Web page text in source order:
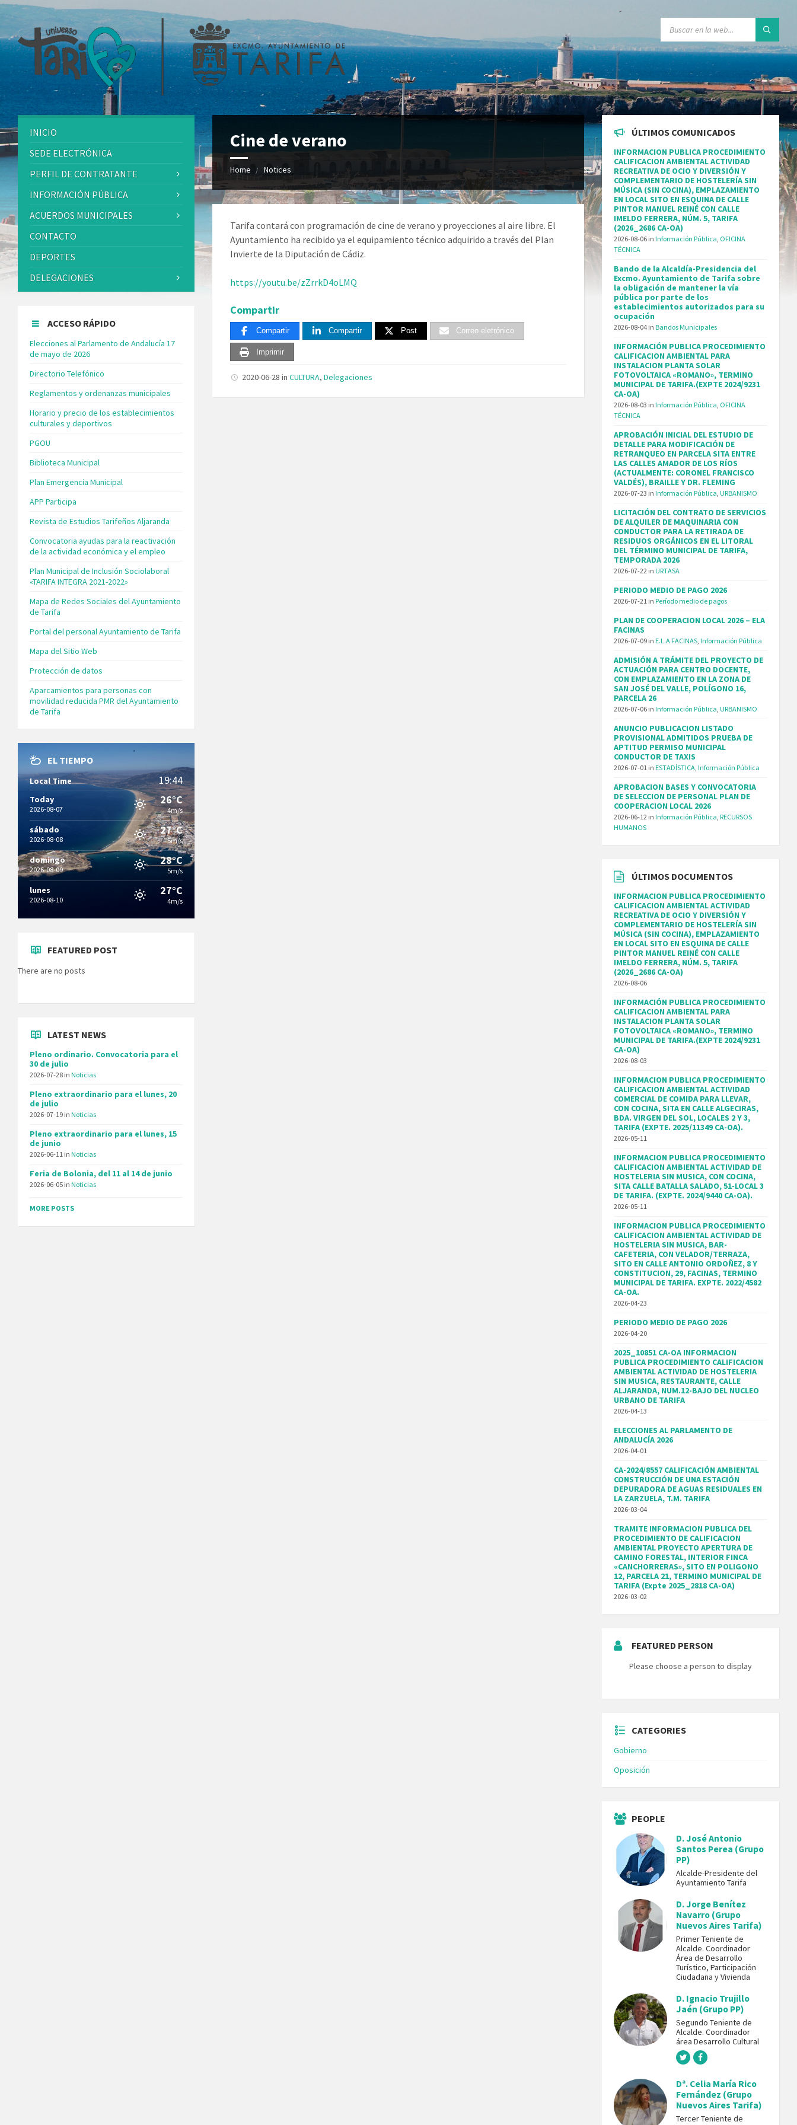
Cine de verano
Home Notices
Tarifa contará con programación de cine de verano y proyecciones al aire libre. El
Ayuntamiento ha recibido ya el equipamiento técnico adquirido a través del Plan
Invierte de la Diputación de Cádiz.
https://youtu.be/zZrrkD4oLMQ
Compartir
Compartir Compartir Post Correo eletrónico
Imprimir
2020-06-28inCULTURA,Delegaciones
INICIO
SEDE ELECTRÓNICA
PERFIL DE CONTRATANTE
INFORMACIÓN PÚBLICA
ACUERDOS MUNICIPALES
CONTACTO
DEPORTES
DELEGACIONES
ACCESO RÁPIDO
Elecciones al Parlamento de Andalucía 17
de mayo de 2026
Directorio Telefónico
Reglamentos y ordenanzas municipales
Horario y precio de los establecimientos
culturales y deportivos
PGOU
Biblioteca Municipal
Plan Emergencia Municipal
APP Participa
Revista de Estudios Tarifeños Aljaranda
Convocatoria ayudas para la reactivación
de la actividad económica y el empleo
Plan Municipal de Inclusión Sociolaboral
«TARIFA INTEGRA 2021-2022»
Mapa de Redes Sociales del Ayuntamiento
de Tarifa
Portal del personal Ayuntamiento de Tarifa
Mapa del Sitio Web
Protección de datos
Aparcamientos para personas con
movilidad reducida PMR del Ayuntamiento
de Tarifa
EL TIEMPO
Local Time 19:44
Today
2026-08-07
26°C
4m/s
sábado
2026-08-08
27°C
5m/s
domingo
2026-08-09
28°C
5m/s
lunes
2026-08-10
27°C
4m/s
FEATURED POST
There are no posts
LATEST NEWS
Pleno ordinario. Convocatoria para el
30 de julio
2026-07-28 in Noticias
Pleno extraordinario para el lunes, 20
de julio
2026-07-19 in Noticias
Pleno extraordinario para el lunes, 15
de junio
2026-06-11 in Noticias
Feria de Bolonia, del 11 al 14 de junio
2026-06-05 in Noticias
MORE POSTS
ÚLTIMOS COMUNICADOS
INFORMACION PUBLICA PROCEDIMIENTO
CALIFICACION AMBIENTAL ACTIVIDAD
RECREATIVA DE OCIO Y DIVERSIÓN Y
COMPLEMENTARIO DE HOSTELERÍA SIN
MÚSICA (SIN COCINA), EMPLAZAMIENTO
EN LOCAL SITO EN ESQUINA DE CALLE
PINTOR MANUEL REINÉ CON CALLE
IMELDO FERRERA, NÚM. 5, TARIFA
(2026_2686 CA-OA)
2026-08-06 inInformación Pública OFICINA
TÉCNICA
Bando de la Alcaldía-Presidencia del
Excmo. Ayuntamiento de Tarifa sobre
la obligación de mantener la vía
pública por parte de los
establecimientos autorizados para su
ocupación
2026-08-04 inBandos Municipales
INFORMACIÓN PUBLICA PROCEDIMIENTO
CALIFICACION AMBIENTAL PARA
INSTALACION PLANTA SOLAR
FOTOVOLTAICA «ROMANO», TERMINO
MUNICIPAL DE TARIFA.(EXPTE 2024/9231
CA-OA)
2026-08-03 inInformación Pública OFICINA
TÉCNICA
APROBACIÓN INICIAL DEL ESTUDIO DE
DETALLE PARA MODIFICACIÓN DE
RETRANQUEO EN PARCELA SITA ENTRE
LAS CALLES AMADOR DE LOS RÍOS
(ACTUALMENTE: CORONEL FRANCISCO
VALDÉS), BRAILLE Y DR. FLEMING
2026-07-23 inInformación Pública ,URBANISMO
LICITACIÓN DEL CONTRATO DE SERVICIOS
DE ALQUILER DE MAQUINARIA CON
CONDUCTOR PARA LA RETIRADA DE
RESIDUOS ORGÁNICOS EN EL LITORAL
DEL TÉRMINO MUNICIPAL DE TARIFA,
TEMPORADA 2026
2026-07-22 inURTASA
PERIODO MEDIO DE PAGO 2026
2026-07-21 inPeríodo medio de pagos
PLAN DE COOPERACION LOCAL 2026 – ELA
FACINAS
2026-07-09 inE.L.A FACINAS ,Información Pública
ADMISIÓN A TRÁMITE DEL PROYECTO DE
ACTUACIÓN PARA CENTRO DOCENTE,
CON EMPLAZAMIENTO EN LA ZONA DE
SAN JOSÉ DEL VALLE, POLÍGONO 16,
PARCELA 26
2026-07-06 inInformación Pública ,URBANISMO
ANUNCIO PUBLICACION LISTADO
PROVISIONAL ADMITIDOS PRUEBA DE
APTITUD PERMISO MUNICIPAL
CONDUCTOR DE TAXIS
2026-07-01 inESTADÍSTICA ,Información Pública
APROBACION BASES Y CONVOCATORIA
DE SELECCION DE PERSONAL PLAN DE
COOPERACION LOCAL 2026
2026-06-12 inInformación Pública ,RECURSOS
HUMANOS
ÚLTIMOS DOCUMENTOS
INFORMACION PUBLICA PROCEDIMIENTO
CALIFICACION AMBIENTAL ACTIVIDAD
RECREATIVA DE OCIO Y DIVERSIÓN Y
COMPLEMENTARIO DE HOSTELERÍA SIN
MÚSICA (SIN COCINA), EMPLAZAMIENTO
EN LOCAL SITO EN ESQUINA DE CALLE
PINTOR MANUEL REINÉ CON CALLE
IMELDO FERRERA, NÚM. 5, TARIFA
(2026_2686 CA-OA)
2026-08-06
INFORMACIÓN PUBLICA PROCEDIMIENTO
CALIFICACION AMBIENTAL PARA
INSTALACION PLANTA SOLAR
FOTOVOLTAICA «ROMANO», TERMINO
MUNICIPAL DE TARIFA.(EXPTE 2024/9231
CA-OA)
2026-08-03
INFORMACION PUBLICA PROCEDIMIENTO
CALIFICACION AMBIENTAL ACTIVIDAD
COMERCIAL DE COMIDA PARA LLEVAR,
CON COCINA, SITA EN CALLE ALGECIRAS,
BDA. VIRGEN DEL SOL, LOCALES 2 Y 3,
TARIFA (EXPTE. 2025/11349 CA-OA).
2026-05-11
INFORMACION PUBLICA PROCEDIMIENTO
CALIFICACION AMBIENTAL ACTIVIDAD DE
HOSTELERIA SIN MUSICA, CON COCINA,
SITA CALLE BATALLA SALADO, 51-LOCAL 3
DE TARIFA. (EXPTE. 2024/9440 CA-OA).
2026-05-11
INFORMACION PUBLICA PROCEDIMIENTO
CALIFICACION AMBIENTAL ACTIVIDAD DE
HOSTELERIA SIN MUSICA, BAR-
CAFETERIA, CON VELADOR/TERRAZA,
SITO EN CALLE ANTONIO ORDOÑEZ, 8 Y
CONSTITUCION, 29, FACINAS, TERMINO
MUNICIPAL DE TARIFA. EXPTE. 2022/4582
CA-OA.
2026-04-23
PERIODO MEDIO DE PAGO 2026
2026-04-20
2025_10851 CA-OA INFORMACION
PUBLICA PROCEDIMIENTO CALIFICACION
AMBIENTAL ACTIVIDAD DE HOSTELERIA
SIN MUSICA, RESTAURANTE, CALLE
ALJARANDA, NUM.12-BAJO DEL NUCLEO
URBANO DE TARIFA
2026-04-13
ELECCIONES AL PARLAMENTO DE
ANDALUCÍA 2026
2026-04-01
CA-2024/8557 CALIFICACIÓN AMBIENTAL
CONSTRUCCIÓN DE UNA ESTACIÓN
DEPURADORA DE AGUAS RESIDUALES EN
LA ZARZUELA, T.M. TARIFA
2026-03-04
TRAMITE INFORMACION PUBLICA DEL
PROCEDIMIENTO DE CALIFICACION
AMBIENTAL PROYECTO APERTURA DE
CAMINO FORESTAL, INTERIOR FINCA
«CANCHORRERAS», SITO EN POLIGONO
12, PARCELA 21, TERMINO MUNICIPAL DE
TARIFA (Expte 2025_2818 CA-OA)
2026-03-02
FEATURED PERSON
Please choose a person to display
CATEGORIES
Gobierno
Oposición
PEOPLE
D. José Antonio
Santos Perea (Grupo
PP)
Alcalde-Presidente del
Ayuntamiento Tarifa
D. Jorge Benítez
Navarro (Grupo
Nuevos Aires Tarifa)
Primer Teniente de
Alcalde. Coordinador
Área de Desarrollo
Turístico, Participación
Ciudadana y Vivienda
D. Ignacio Trujillo
Jaén (Grupo PP)
Segundo Teniente de
Alcalde. Coordinador
área Desarrollo Cultural
Dª. Celia María Rico
Fernández (Grupo
Nuevos Aires Tarifa)
Tercer Teniente de